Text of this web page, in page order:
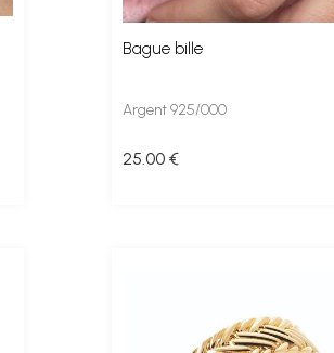
Bague bille
Argent 925/000
25.00 €